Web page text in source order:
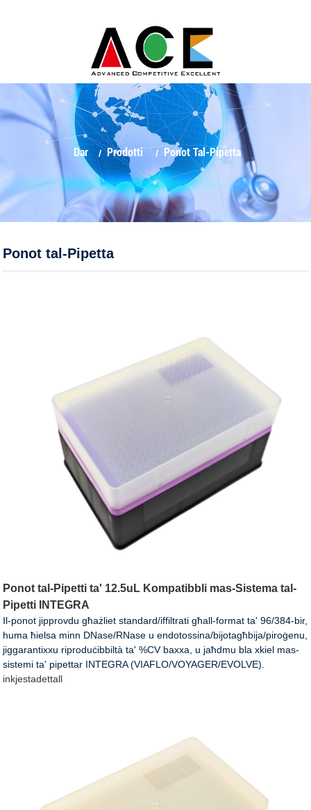
Dar Prodotti Ponot Tal-Pipetta
Ponot tal-Pipetta
Ponot tal-Pipetti ta' 12.5uL Kompatibbli mas-Sistema tal-
Pipetti INTEGRA
Il-ponot jipprovdu għażliet standard/iffiltrati għall-format ta' 96/384-bir,
huma ħielsa minn DNase/RNase u endotossina/bijotagħbija/piroġenu,
jiggarantixxu riproduċibbiltà ta' %CV baxxa, u jaħdmu bla xkiel mas-
sistemi ta' pipettar INTEGRA (VIAFLO/VOYAGER/EVOLVE).
inkjestadettall